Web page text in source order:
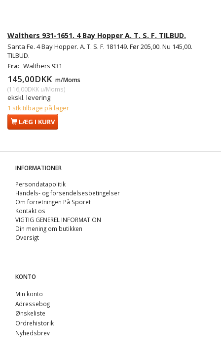
Walthers 931-1651. 4 Bay Hopper A. T. S. F. TILBUD.
Santa Fe. 4 Bay Hopper. A. T. S. F. 181149. Før 205,00. Nu 145,00.
TILBUD.
Fra: Walthers 931
145,00DKK m/Moms
(116,00DKK u/Moms)
ekskl. levering
1 stk tilbage på lager
LÆG I KURV
INFORMATIONER
Persondatapolitik
Handels- og forsendelsesbetingelser
Om forretningen På Sporet
Kontakt os
VIGTIG GENEREL INFORMATION
Din mening om butikken
Oversigt
KONTO
Min konto
Adressebog
Ønskeliste
Ordrehistorik
Nyhedsbrev